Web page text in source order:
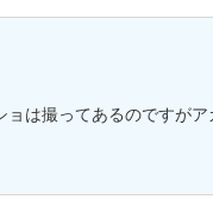
は撮ってあるのですが